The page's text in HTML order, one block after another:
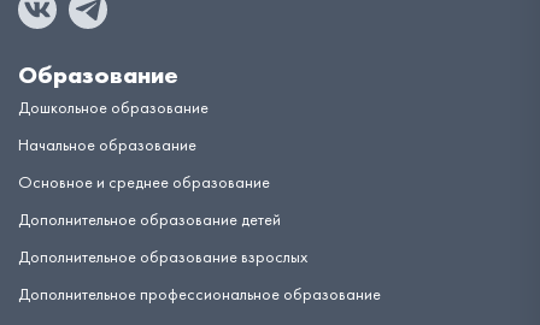
Образование
Дошкольное образование
Начальное образование
Основное и среднее образование
Дополнительное образование детей
Дополнительное образование взрослых
Дополнительное профессиональное образование